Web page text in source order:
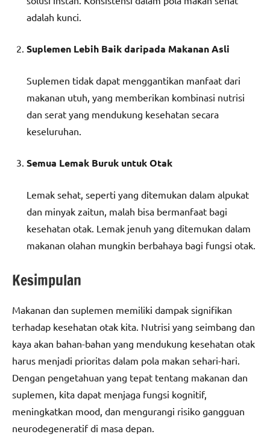
adalah kunci.
Suplemen Lebih Baik daripada Makanan Asli
Suplemen tidak dapat menggantikan manfaat dari
makanan utuh, yang memberikan kombinasi nutrisi
dan serat yang mendukung kesehatan secara
keseluruhan.
Semua Lemak Buruk untuk Otak
Lemak sehat, seperti yang ditemukan dalam alpukat
dan minyak zaitun, malah bisa bermanfaat bagi
kesehatan otak. Lemak jenuh yang ditemukan dalam
makanan olahan mungkin berbahaya bagi fungsi otak.
Kesimpulan
Makanan dan suplemen memiliki dampak signifikan
terhadap kesehatan otak kita. Nutrisi yang seimbang dan
kaya akan bahan-bahan yang mendukung kesehatan otak
harus menjadi prioritas dalam pola makan sehari-hari.
Dengan pengetahuan yang tepat tentang makanan dan
suplemen, kita dapat menjaga fungsi kognitif,
meningkatkan mood, dan mengurangi risiko gangguan
neurodegeneratif di masa depan.